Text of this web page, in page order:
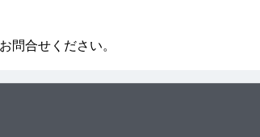
問合せください。